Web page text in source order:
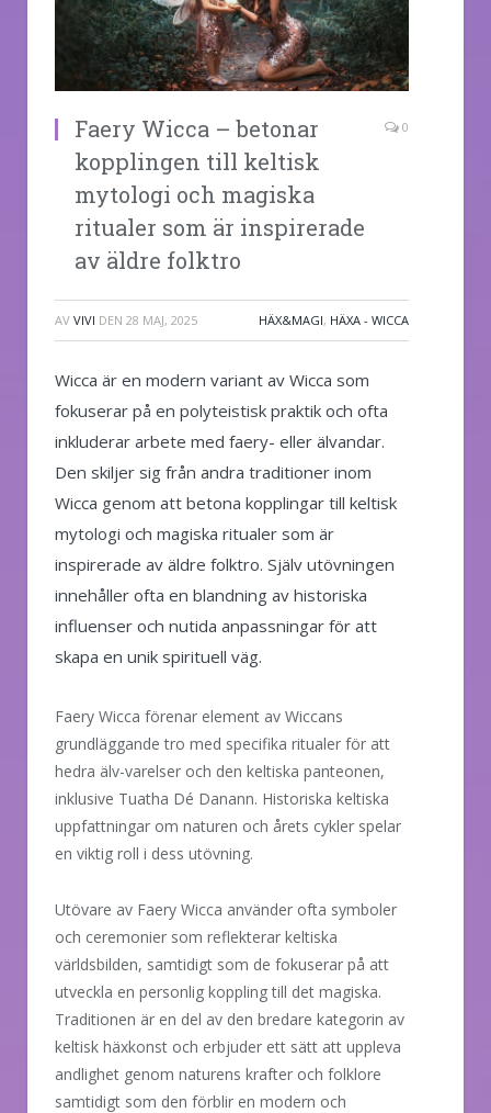
Faery Wicca – betonar
kopplingen till keltisk
mytologi och magiska
ritualer som är inspirerade
av äldre folktro
0
AV VIVI DEN 28 MAJ, 2025 HÄX&MAGI, HÄXA - WICCA
Wicca är en modern variant av Wicca som
fokuserar på en polyteistisk praktik och ofta
inkluderar arbete med faery- eller älvandar.
Den skiljer sig från andra traditioner inom
Wicca genom att betona kopplingar till keltisk
mytologi och magiska ritualer som är
inspirerade av äldre folktro. Själv utövningen
innehåller ofta en blandning av historiska
influenser och nutida anpassningar för att
skapa en unik spirituell väg.
Faery Wicca förenar element av Wiccans
grundläggande tro med specifika ritualer för att
hedra älv-varelser och den keltiska panteonen,
inklusive Tuatha Dé Danann. Historiska keltiska
uppfattningar om naturen och årets cykler spelar
en viktig roll i dess utövning.
Utövare av Faery Wicca använder ofta symboler
och ceremonier som reflekterar keltiska
världsbilden, samtidigt som de fokuserar på att
utveckla en personlig koppling till det magiska.
Traditionen är en del av den bredare kategorin av
keltisk häxkonst och erbjuder ett sätt att uppleva
andlighet genom naturens krafter och folklore
samtidigt som den förblir en modern och